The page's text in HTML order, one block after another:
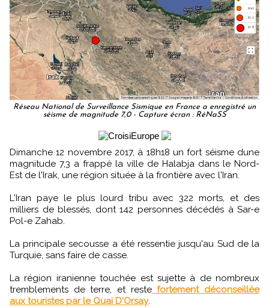
Réseau National de Surveillance Sismique en France a enregistré un
séisme de magnitude 7,0 - Capture écran : RéNaSS
Dimanche 12 novembre 2017, à 18h18 un fort séisme dune
magnitude 7,3 a frappé la ville de Halabja dans le Nord-
Est de l'Irak, une région située à la frontière avec l'Iran.
L'Iran paye le plus lourd tribu avec 322 morts, et des
milliers de blessés, dont 142 personnes décédés à Sar-e
Pol-e Zahab.
La principale secousse a été ressentie jusqu'au Sud de la
Turquie, sans faire de casse.
La région iranienne touchée est sujette à de nombreux
tremblements de terre, et restefortement déconseillée
aux touristes par le Quai D'Orsay.